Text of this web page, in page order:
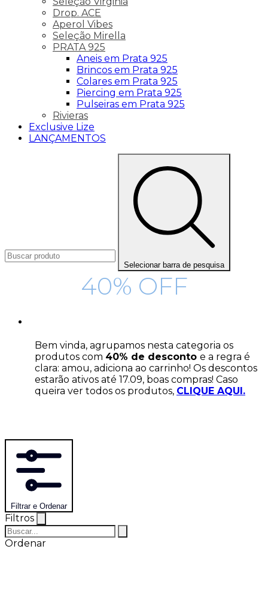
Drop. ACE
Aperol Vibes
Seleção Mirella
PRATA 925
Aneis em Prata 925
Brincos em Prata 925
Colares em Prata 925
Piercing em Prata 925
Pulseiras em Prata 925
Rivieras
Exclusive Lize
LANÇAMENTOS
Selecionar barra de pesquisa
40% OFF
Bem vinda, agrupamos nesta categoria os
produtos com 40% de desconto e a regra é
clara: amou, adiciona ao carrinho! Os descontos
estarão ativos até 17.09, boas compras! Caso
queira ver todos os produtos, CLIQUE AQUI.
Filtrar e Ordenar
Filtros
Ordenar